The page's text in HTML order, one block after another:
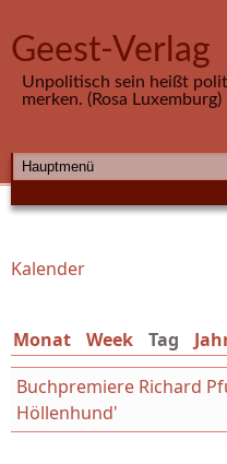
Geest-Verlag
Unpolitisch sein heißt
merken. (Rosa Luxemburg)
HAUPTMENÜ
Sie sind hier
Kalender
Monat Week Tag
Buchpremiere Richard
Höllenhund'